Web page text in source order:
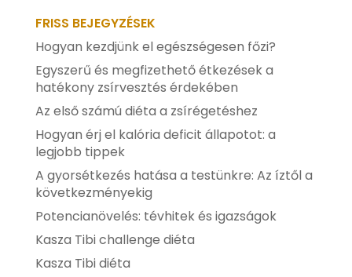
FRISS BEJEGYZÉSEK
Hogyan kezdjünk el egészségesen főzi?
Egyszerű és megfizethető étkezések a
hatékony zsírvesztés érdekében
Az első számú diéta a zsírégetéshez
Hogyan érj el kalória deficit állapotot: a
legjobb tippek
A gyorsétkezés hatása a testünkre: Az íztől a
következményekig
Potencianövelés: tévhitek és igazságok
Kasza Tibi challenge diéta
Kasza Tibi diéta